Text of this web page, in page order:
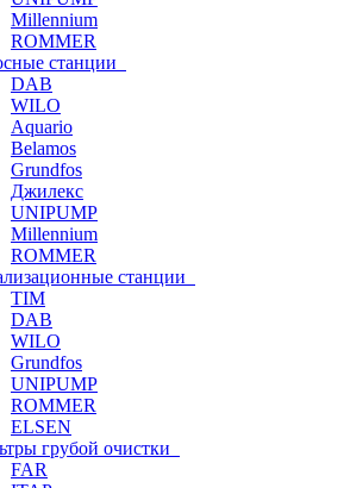
Millennium
ROMMER
станции
DAB
WILO
Aquario
Belamos
Grundfos
Джилекс
UNIPUMP
Millennium
ROMMER
станции
TIM
DAB
WILO
Grundfos
UNIPUMP
ROMMER
ELSEN
грубой очистки
FAR